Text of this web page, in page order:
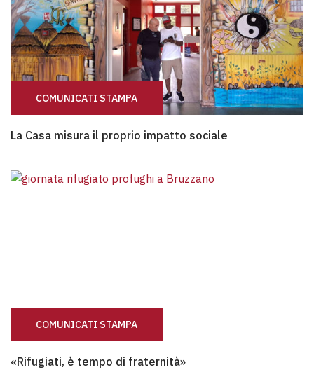
COMUNICATI STAMPA
La Casa misura il proprio impatto sociale
COMUNICATI STAMPA
«Rifugiati, è tempo di fraternità»